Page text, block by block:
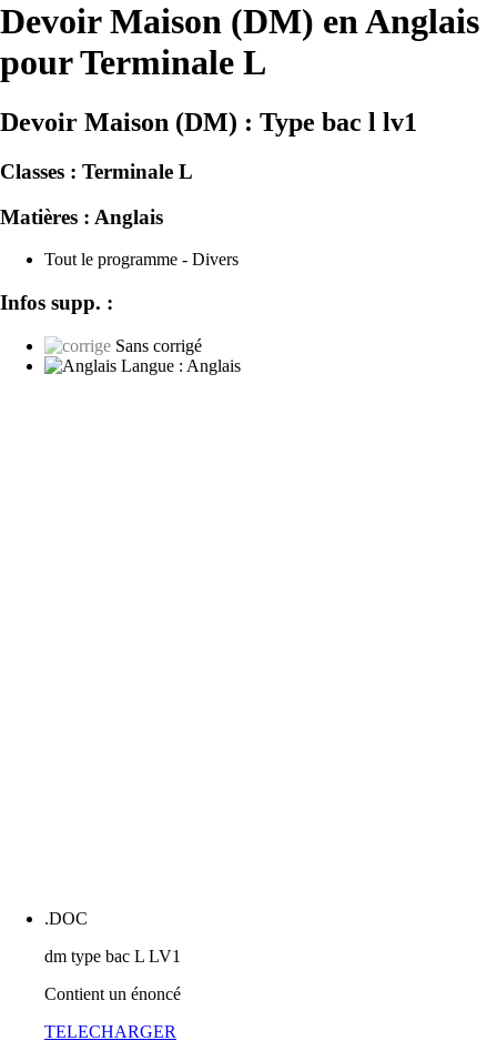
Devoir Maison (DM) en Anglais
pour Terminale L
Devoir Maison (DM) : Type bac l lv1
Classes : Terminale L
Matières : Anglais
Tout le programme - Divers
Infos supp. :
Sans corrigé
Langue : Anglais
.DOC
dm type bac L LV1
Contient un énoncé
TELECHARGER